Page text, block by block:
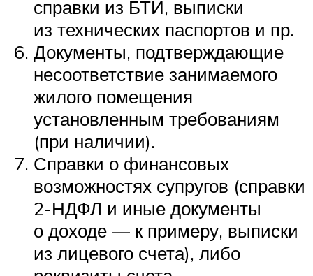
справки из БТИ, выписки
из технических паспортов и пр.
Документы, подтверждающие
несоответствие занимаемого
жилого помещения
установленным требованиям
(при наличии).
Справки о финансовых
возможностях супругов (справки
2-НДФЛ и иные документы
о доходе — к примеру, выписки
из лицевого счета), либо